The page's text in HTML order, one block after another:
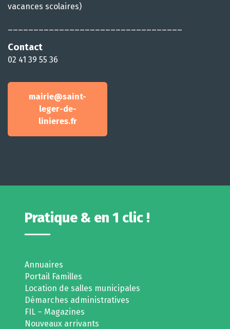
vacances scolaires)
Contact
02 41 39 55 36
mairie@saint-
leger-de-
linieres.fr
Pratique & en 1 clic !
Annuaires
Portail Familles
Location de salles municipales
Démarches administratives
FIL – Magazines
Nouveaux arrivants